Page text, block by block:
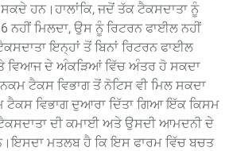
ਹਨ।ਹਾਲਾਂਕਿ, ਜਦੋਂ ਤੱਕ ਟੈਕਸਦਾਤਾ ਨੂੰ
ਮਿਲਦਾ, ਉਸ ਨੂੰ ਰਿਟਰਨ ਫਾਈਲ ਨਹੀਂ
ਇਨ੍ਹਾਂ ਤੋਂ ਬਿਨਾਂ ਰਿਟਰਨ ਫਾਈਲ
ਵਿਆਜ ਦੇ ਅੰਕੜਿਆਂ ਵਿੱਚ ਅੰਤਰ ਹੋ ਸਕਦਾ
ਟੈਕਸ ਵਿਭਾਗ ਤੋਂ ਨੋਟਿਸ ਵੀ ਮਿਲ ਸਕਦਾ
ਟੈਕਸ ਵਿਭਾਗ ਦੁਆਰਾ ਦਿੱਤਾ ਗਿਆ ਇੱਕ ਕਿਸਮ
ਦੀ ਕਮਾਈ ਅਤੇ ਉਸਦੀ ਆਮਦਨੀ ਦੇ
ਮਤਲਬ ਹੈ ਕਿ ਇਸ ਫਾਰਮ ਵਿੱਚ ਬਚਤ